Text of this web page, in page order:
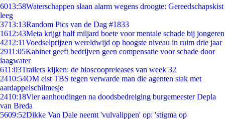
6013:58Waterschappen slaan alarm wegens droogte: Gereedschapskist
leeg
3713:13Random Pics van de Dag #1833
1612:43Meta krijgt half miljard boete voor mentale schade bij jongeren
4212:11Voedselprijzen wereldwijd op hoogste niveau in ruim drie jaar
2911:05Kabinet geeft bedrijven geen compensatie voor schade door
laagwater
611:03Trailers kijken: de bioscoopreleases van week 32
2410:54OM eist TBS tegen verwarde man die agenten stak met
aardappelschilmesje
2410:18Vier aanhoudingen na doodsbedreiging burgemeester Depla
van Breda
5609:52Dikke Van Dale neemt 'vulvalippen' op: 'stigma op